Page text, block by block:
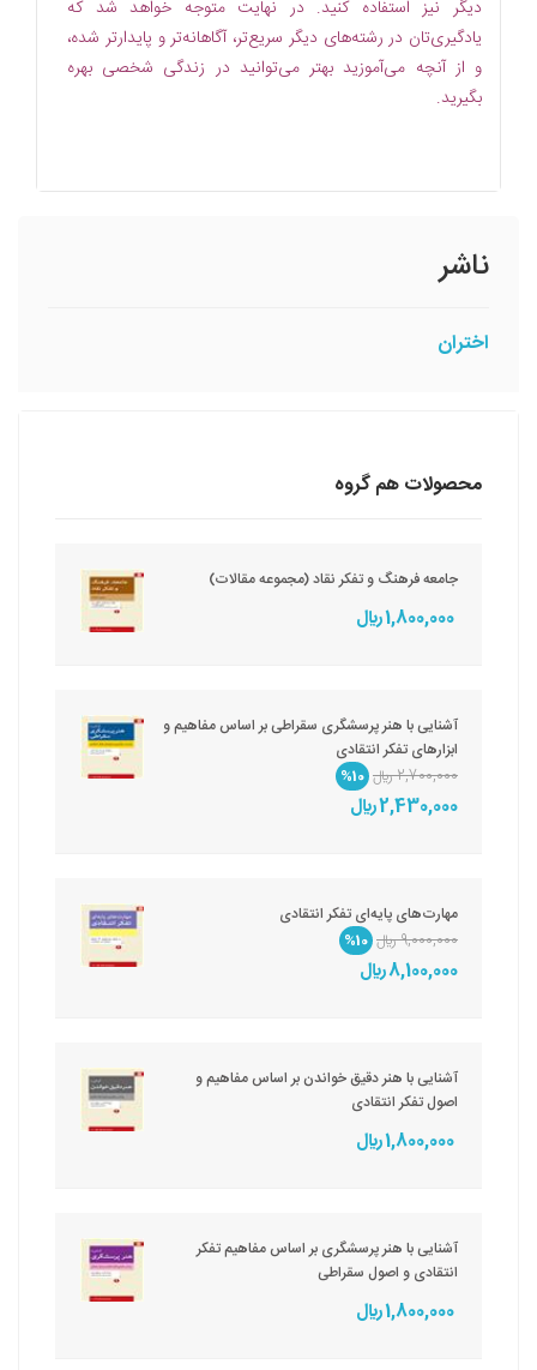
دیگر نیز استفاده کنید. در نهایت متوجه خواهد شد که
یادگیری‌تان در رشته‌های دیگر سریع‌تر، آگاهانه‌تر و پایدارتر شده،
و از آنچه می‌آموزید بهتر می‌توانید در زندگی شخصی بهره
بگیرید.
ناشر
اختران
محصولات هم گروه
جامعه فرهنگ و تفکر نقاد (مجموعه مقالات)
1,800,000 ريال
آشنایی با هنر پرسشگری سقراطی بر اساس مفاهیم و
ابزارهای تفکر انتقادی
2,700,000 ريال
%10
2,430,000 ريال
مهارت‌های پایه‌ای تفکر انتقادی
9,000,000 ريال
%10
8,100,000 ريال
آشنایی با هنر دقیق خواندن بر اساس مفاهیم و
اصول تفکر انتقادی
1,800,000 ريال
آشنایی با هنر پرسشگری بر اساس مفاهیم تفکر
انتقادی و اصول سقراطی
1,800,000 ريال